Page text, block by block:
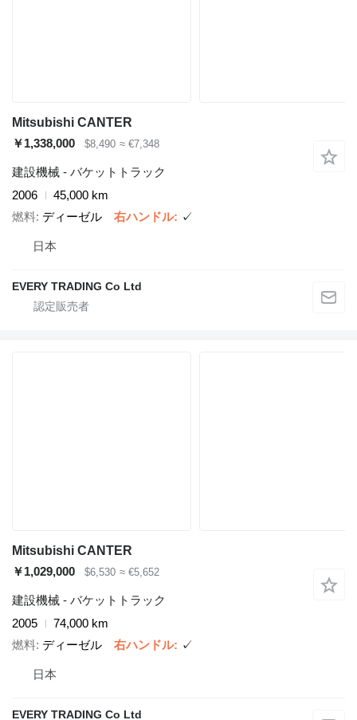
Mitsubishi CANTER
￥1,338,000
$8,490 ≈ €7,348
建設機械 - バケットトラック
2006
45,000 km
燃料 ディーゼル 右ハンドル ✓
日本
EVERY TRADING Co Ltd
Mitsubishi CANTER
￥1,029,000
$6,530 ≈ €5,652
建設機械 - バケットトラック
2005
74,000 km
燃料 ディーゼル 右ハンドル ✓
日本
EVERY TRADING Co Ltd